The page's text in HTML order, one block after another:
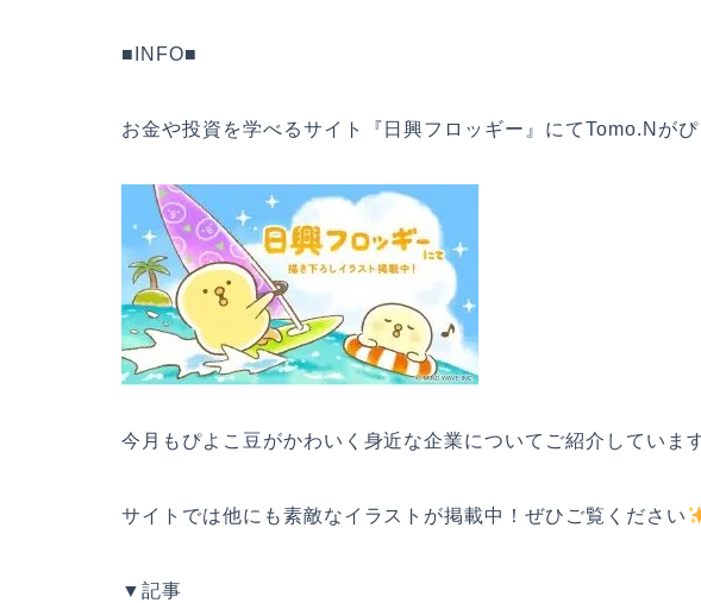
■INFO■
お金や投資を学べるサイト『日興フロッギー』にてTomo.Nが
今月もぴよこ豆がかわいく身近な企業についてご紹介していま
サイトでは他にも素敵なイラストが掲載中！ぜひご覧ください
▼記事